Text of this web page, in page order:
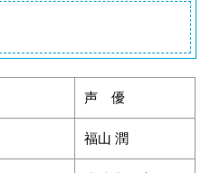
声 優
福山 潤